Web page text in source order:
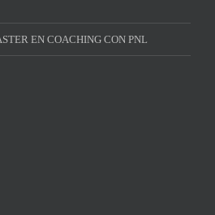
EN COACHING CON PNL